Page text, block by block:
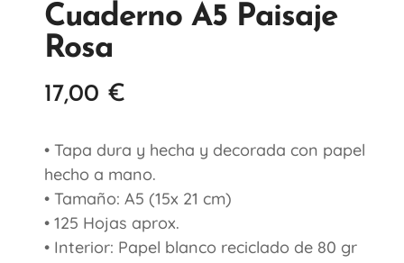
Cuaderno A5 Paisaje
Rosa
17,00 €
• Tapa dura y hecha y decorada con papel
hecho a mano.
• Tamaño: A5 (15x 21 cm)
• 125 Hojas aprox.
• Interior: Papel blanco reciclado de 80 gr